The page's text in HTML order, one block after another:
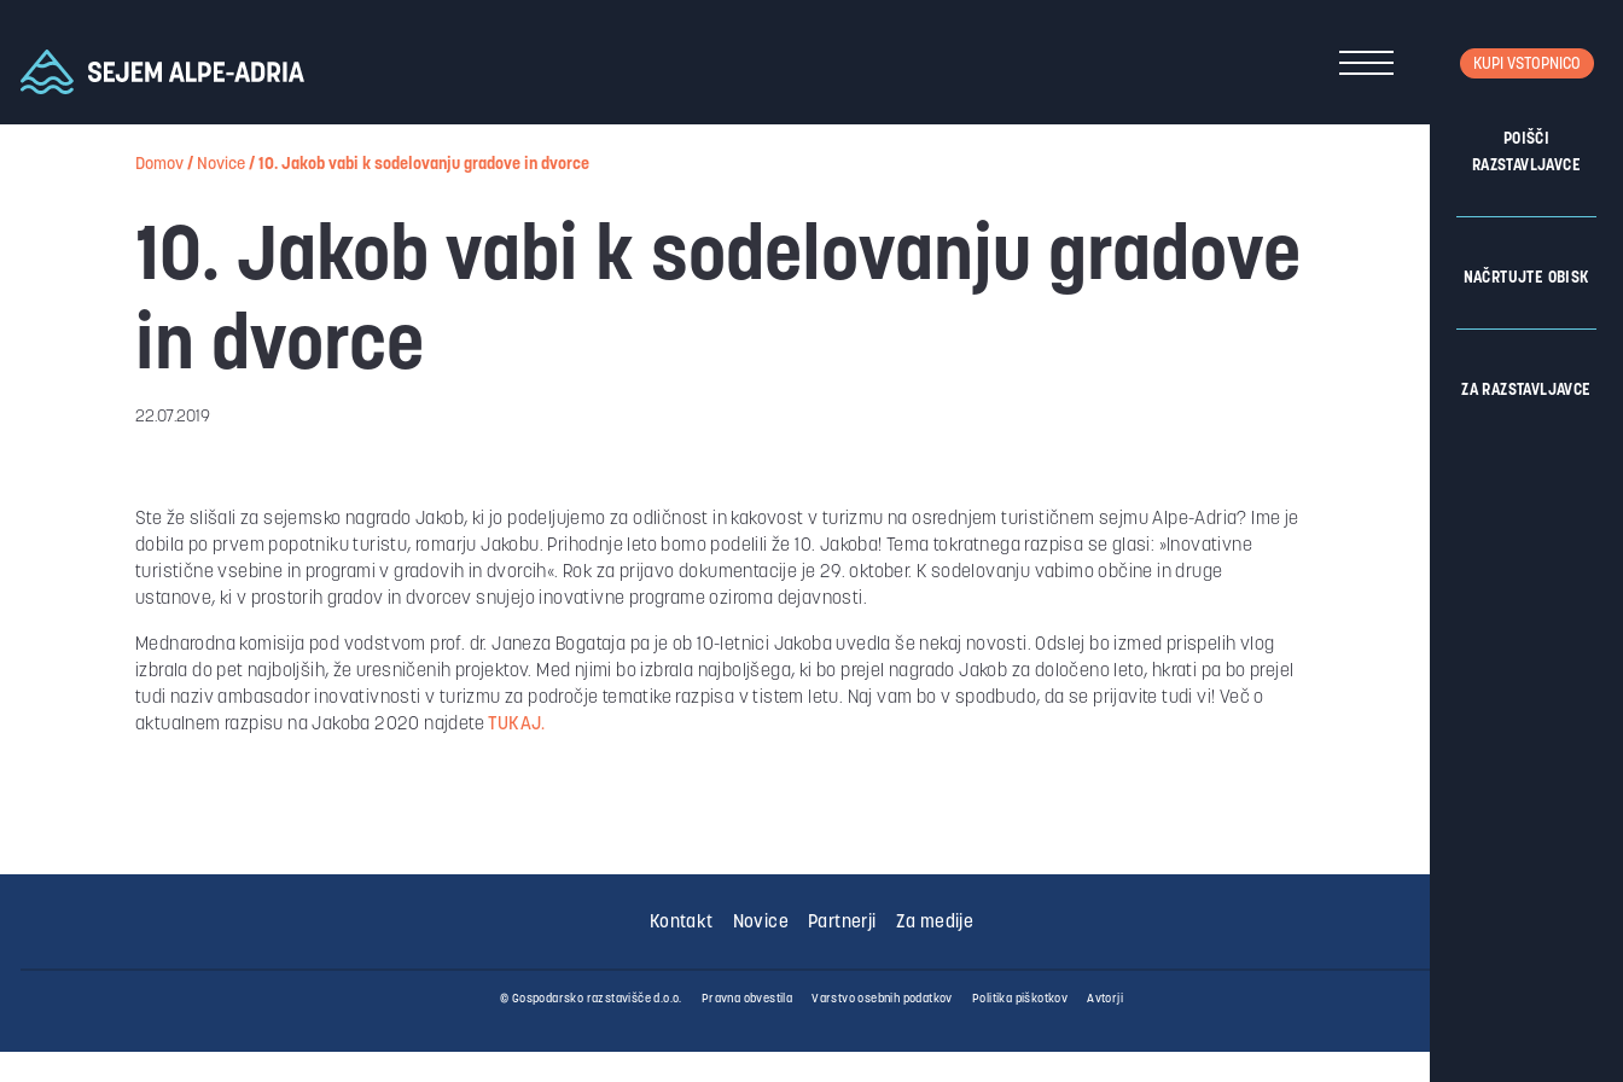
KUPI VSTOPNICO
POIŠČI
RAZSTAVLJAVCE
NAČRTUJTE OBISK
ZA RAZSTAVLJAVCE
Domov / Novice / 10. Jakob vabi k sodelovanju gradove in dvorce
10. Jakob vabi k sodelovanju gradove
in dvorce
22.07.2019
Ste že slišali za sejemsko nagrado Jakob, ki jo podeljujemo za odličnost in kakovost v turizmu na osrednjem turističnem sejmu Alpe-Adria? Ime je
dobila po prvem popotniku turistu, romarju Jakobu. Prihodnje leto bomo podelili že 10. Jakoba! Tema tokratnega razpisa se glasi: »Inovativne
turistične vsebine in programi v gradovih in dvorcih«. Rok za prijavo dokumentacije je 29. oktober. K sodelovanju vabimo občine in druge
ustanove, ki v prostorih gradov in dvorcev snujejo inovativne programe oziroma dejavnosti.
Mednarodna komisija pod vodstvom prof. dr. Janeza Bogataja pa je ob 10-letnici Jakoba uvedla še nekaj novosti. Odslej bo izmed prispelih vlog
izbrala do pet najboljših, že uresničenih projektov. Med njimi bo izbrala najboljšega, ki bo prejel nagrado Jakob za določeno leto, hkrati pa bo prejel
tudi naziv ambasador inovativnosti v turizmu za področje tematike razpisa v tistem letu. Naj vam bo v spodbudo, da se prijavite tudi vi! Več o
aktualnem razpisu na Jakoba 2020 najdete TUKAJ.
Kontakt Novice Partnerji Za medije
© Gospodarsko razstavišče d.o.o. Pravna obvestila Varstvo osebnih podatkov Politika piškotkov Avtorji